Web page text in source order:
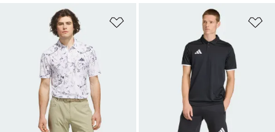
Lägg till på önskelistan